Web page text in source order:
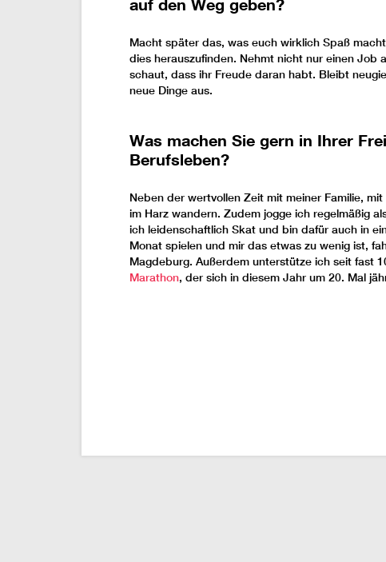
Macht später das, was euch wirklich Spaß
dies herauszufinden. Nehmt nicht nur einen Job
schaut, dass ihr Freude daran habt. Bleibt
neue Dinge aus.
Was machen Sie gern in Ihrer
Berufsleben?
Neben der wertvollen Zeit mit meiner Familie,
im Harz wandern. Zudem jogge ich regelmäßig
ich leidenschaftlich Skat und bin dafür auch in
Monat spielen und mir das etwas zu wenig ist,
Magdeburg. Außerdem unterstütze ich seit fast
Marathon, der sich in diesem Jahr um 20. Mal